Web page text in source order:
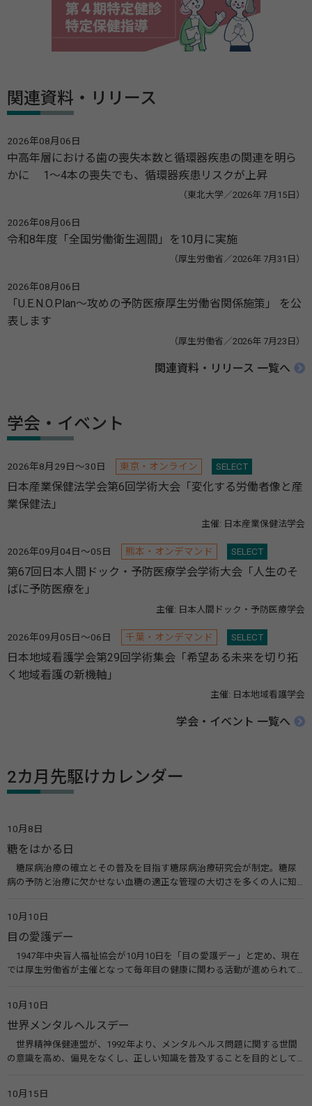
関連資料・リリース
2026年08月06日
中高年層における歯の喪失本数と循環器疾患の関連を明ら
かに 1～4本の喪失でも、循環器疾患リスクが上昇
（東北大学／2026年 7月15日）
2026年08月06日
令和8年度「全国労働衛生週間」を10月に実施
（厚生労働省／2026年 7月31日）
2026年08月06日
「U.E.N.O.Plan～攻めの予防医療厚生労働省関係施策」 を公
表します
（厚生労働省／2026年 7月23日）
関連資料・リリース 一覧へ
学会・イベント
2026年8月29日～30日 東京・オンライン SELECT
日本産業保健法学会第6回学術大会「変化する労働者像と産
業保健法」
主催: 日本産業保健法学会
2026年09月04日～05日 熊本・オンデマンド SELECT
第67回日本人間ドック・予防医療学会学術大会「人生のそ
ばに予防医療を」
主催: 日本人間ドック・予防医療学会
2026年09月05日～06日 千葉・オンデマンド SELECT
日本地域看護学会第29回学術集会「希望ある未来を切り拓
く地域看護の新機軸」
主催: 日本地域看護学会
学会・イベント 一覧へ
2カ月先駆けカレンダー
10月8日
糖をはかる日
糖尿病治療の確立とその普及を目指す糖尿病治療研究会が制定。糖尿
病の予防と治療に欠かせない血糖の適正な管理の大切さを多くの人に知
療研究会） 糖尿病ネットワーク
10月10日
目の愛護デー
1947年中央盲人福祉協会が10月10日を「目の愛護デー」と定め、現在
では厚生労働省が主催となって毎年目の健康に関わる活動が進められて
会）
10月10日
世界メンタルヘルスデー
世界精神保健連盟が、1992年より、メンタルヘルス問題に関する世間
の意識を高め、偏見をなくし、正しい知識を普及することを目的として、
す。 関連リンク 世界メンタルヘルスデー（厚生労働省） 働く人のメンタ
10月15日